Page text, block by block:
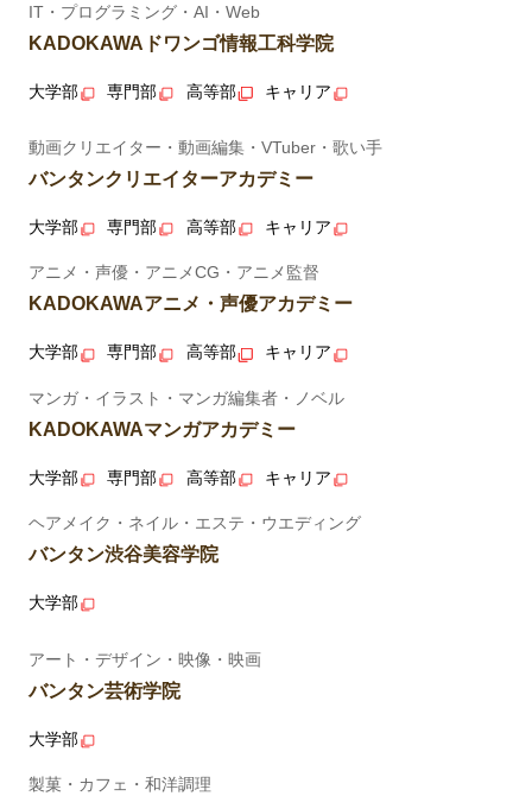
IT・プログラミング・AI・Web
KADOKAWAドワンゴ情報工科学院
大学部 専門部 高等部 キャリア
動画クリエイター・動画編集・VTuber・歌い手
バンタンクリエイターアカデミー
大学部 専門部 高等部 キャリア
アニメ・声優・アニメCG・アニメ監督
KADOKAWAアニメ・声優アカデミー
大学部 専門部 高等部 キャリア
マンガ・イラスト・マンガ編集者・ノベル
KADOKAWAマンガアカデミー
大学部 専門部 高等部 キャリア
ヘアメイク・ネイル・エステ・ウエディング
バンタン渋谷美容学院
大学部
アート・デザイン・映像・映画
バンタン芸術学院
大学部
製菓・カフェ・和洋調理